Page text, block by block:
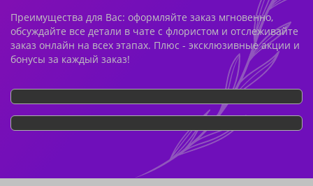
Преимущества для Вас: оформляйте заказ мгновенно,
обсуждайте все детали в чате с флористом и отслеживайте
заказ онлайн на всех этапах. Плюс - эксклюзивные акции и
бонусы за каждый заказ!